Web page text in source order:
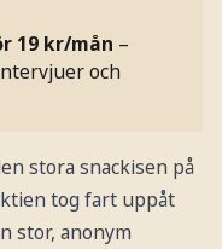
19 kr/mån –
och
stora snackisen på
tog fart uppåt
stor, anonym